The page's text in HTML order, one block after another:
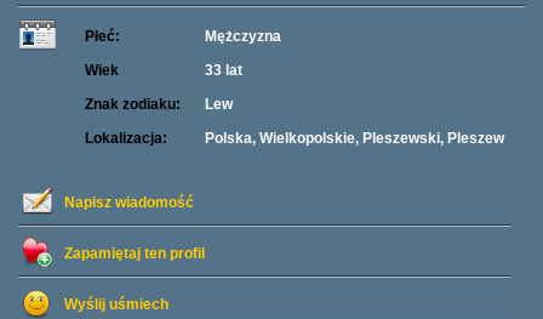
Napisz wiadomość
Zapamiętaj ten profil
Wyślij uśmiech
Płeć:
Mężczyzna
Wiek
33 lat
Znak zodiaku:
Lew
Lokalizacja:
Polska, Wielkopolskie, Pleszewski, Pleszew